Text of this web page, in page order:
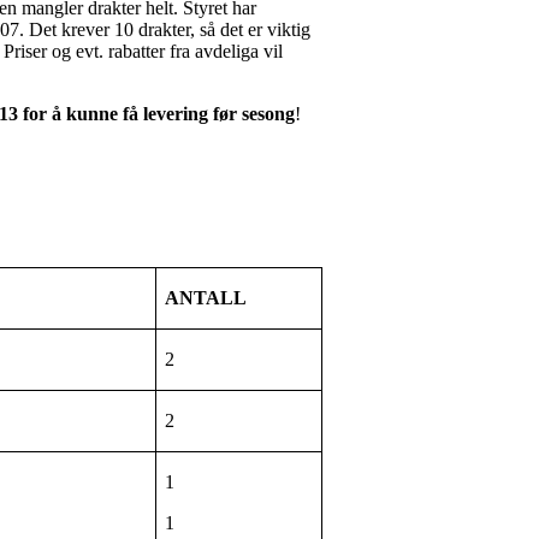
mangler drakter helt. Styret har
Det krever 10 drakter, så det er viktig
og evt. rabatter fra avdeliga vil
for å kunne få levering før sesong!
ANTALL
2
2
1
1